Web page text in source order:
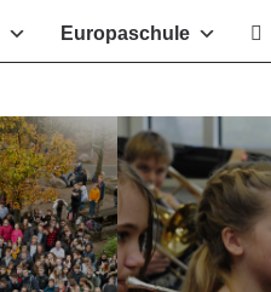
Europaschule